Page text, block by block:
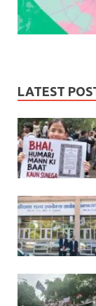
LATEST